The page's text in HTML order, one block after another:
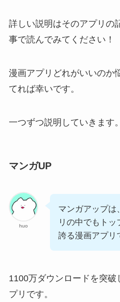
詳しい説明はそのアプリの
事で読んでみてください！
漫画アプリどれがいいのか
てれば幸いです。
一つずつ説明していきます。
マンガUP
huo
マンガアップは
リの中でもト
誇る漫画アプリ
1100万ダウンロードを突
プリです。